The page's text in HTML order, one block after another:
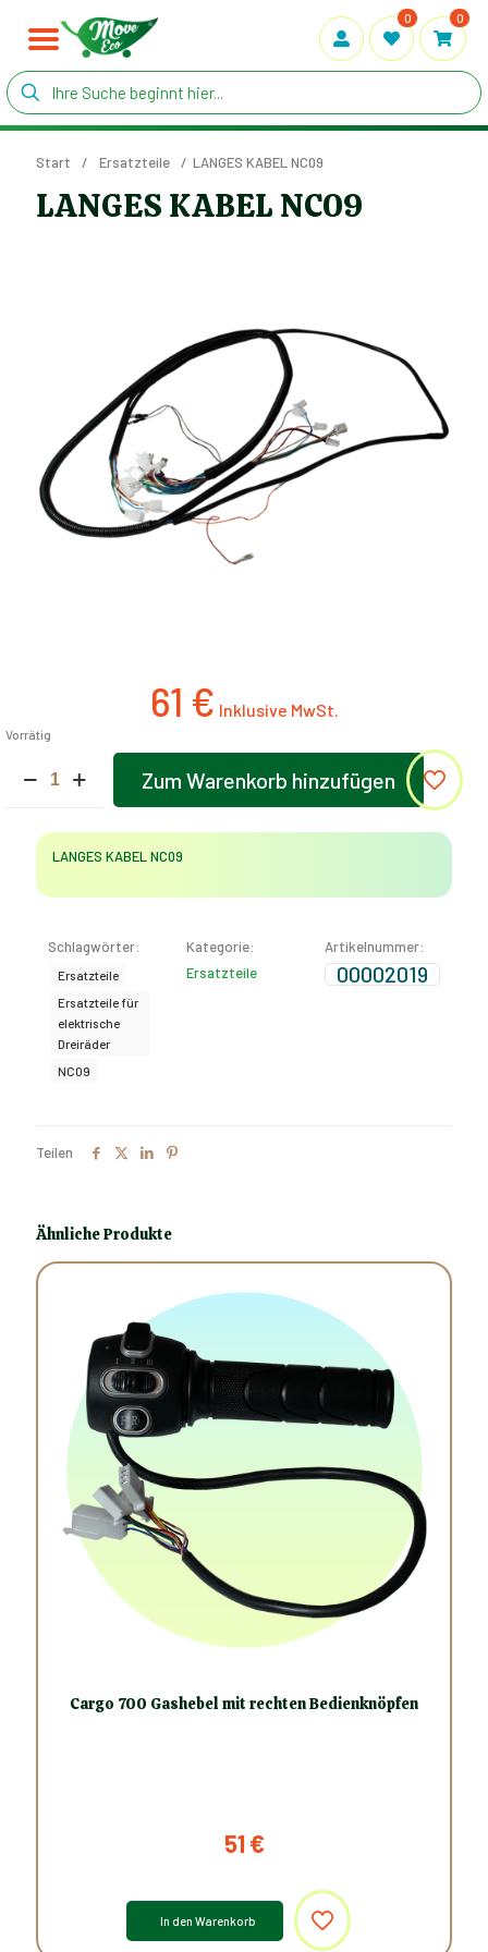
0 0
Start / Ersatzteile / LANGES KABEL NC09
LANGES KABEL NC09
61 €
Vorrätig
KABEL
Zum Warenkorb hinzufügen
LANGES KABEL NC09
Schlagwörter:
Ersatzteile
Ersatzteile für
elektrische
Dreiräder
NC09
Kategorie:
Ersatzteile
Artikelnummer:
00002019
Teilen
Ähnliche Produkte
Cargo 700 Gashebel mit rechten Bedienknöpfen
51€
In den Warenkorb